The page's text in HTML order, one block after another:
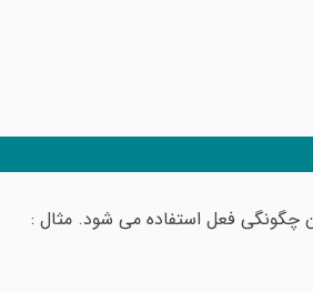
چگونگی فعل استفاده می شود. مثال :